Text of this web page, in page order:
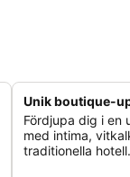
Unik boutique-
Fördjupa dig i en
med intima,
traditionella hotell.